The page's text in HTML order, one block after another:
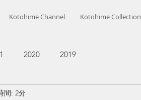
Kotohime Channel Kotohime Collection
2020 2019
間: 2分